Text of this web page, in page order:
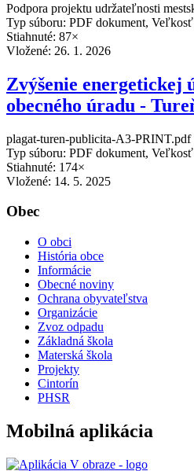
Podpora projektu udržateľnosti
Typ súboru: PDF dokument,
Stiahnuté: 87×
Vložené: 26. 1. 2026
Zvýšenie energetickej
obecného úradu -
plagat-turen-publicita-A3-PRINT.pdf
Typ súboru: PDF dokument,
Stiahnuté: 174×
Vložené: 14. 5. 2025
Obec
O obci
História obce
Informácie
Obecné noviny
Ochrana obyvateľstva
Organizácie
Zvoz odpadu
Základná škola
Materská škola
Projekty
Cintorín
PHSR
Mobilná aplikácia